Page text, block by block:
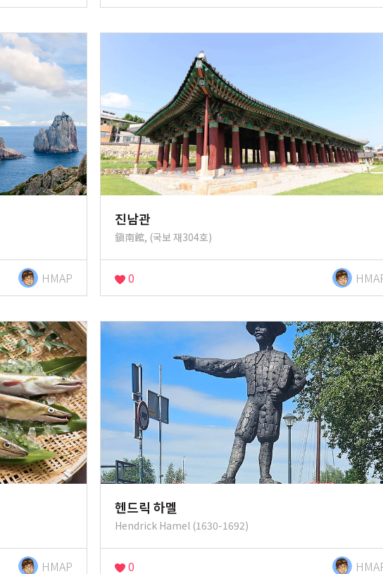
HMAP
진남관
鎭南館, (국보 재304호)
0
HMAP
헨드릭 하멜
Hendrick Hamel (1630-1692)
0